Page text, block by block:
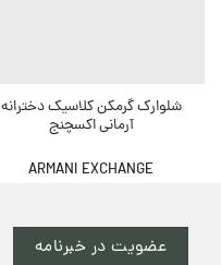
شلوارک گرمکن کلاسیک دخترانه
آرمانی اکسچنج
ARMANI EXCHANGE
عضویت در خبرنامه